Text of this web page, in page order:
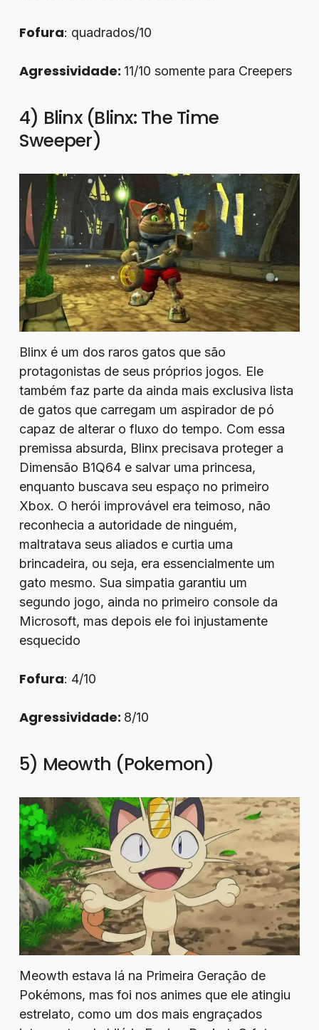
Fofura: quadrados/10
Agressividade: 11/10 somente para Creepers
4) Blinx (Blinx: The Time
Sweeper)
Blinx é um dos raros gatos que são
protagonistas de seus próprios jogos. Ele
também faz parte da ainda mais exclusiva lista
de gatos que carregam um aspirador de pó
capaz de alterar o fluxo do tempo. Com essa
premissa absurda, Blinx precisava proteger a
Dimensão B1Q64 e salvar uma princesa,
enquanto buscava seu espaço no primeiro
Xbox. O herói improvável era teimoso, não
reconhecia a autoridade de ninguém,
maltratava seus aliados e curtia uma
brincadeira, ou seja, era essencialmente um
gato mesmo. Sua simpatia garantiu um
segundo jogo, ainda no primeiro console da
Microsoft, mas depois ele foi injustamente
esquecido
Fofura: 4/10
Agressividade: 8/10
5) Meowth (Pokemon)
Meowth estava lá na Primeira Geração de
Pokémons, mas foi nos animes que ele atingiu
estrelato, como um dos mais engraçados